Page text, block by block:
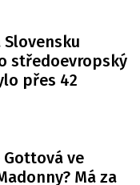
Slovensku
středoevropský
přes 42
ve
Má za